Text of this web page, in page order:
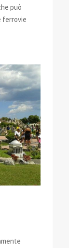
può
ferrovie